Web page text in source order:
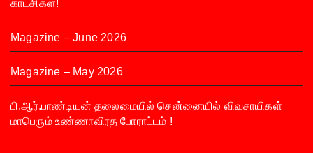
காட்சிகள்!
Magazine – June 2026
Magazine – May 2026
பி.ஆர்.பாண்டியன் தலைமையில் சென்னையில் விவசாயிகள்
மாபெரும் உண்ணாவிரத போராட்டம் !